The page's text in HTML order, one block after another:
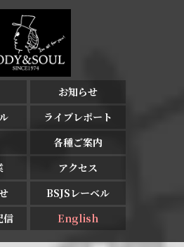
お知らせ
ライブレポート
各種ご案内
アクセス
BSJSレーベル
信
English